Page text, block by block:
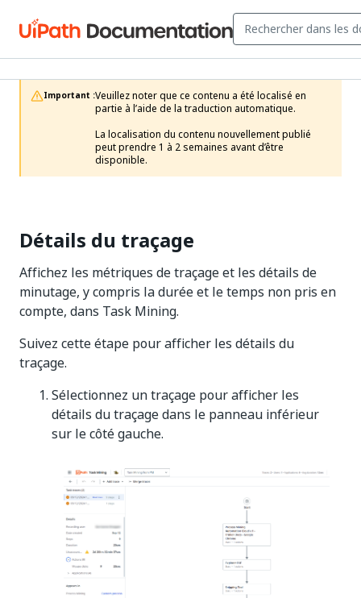
Important :Veuillez noter que ce contenu a été localisé en
partie à l’aide de la traduction automatique.
La localisation du contenu nouvellement publié
peut prendre 1 à 2 semaines avant d’être
disponible.
Détails du traçage
Affichez les métriques de traçage et les détails de
minutage, y compris la durée et le temps non pris en
compte, dans Task Mining.
Suivez cette étape pour afficher les détails du
traçage.
Sélectionnez un traçage pour afficher les
détails du traçage dans le panneau inférieur
sur le côté gauche.